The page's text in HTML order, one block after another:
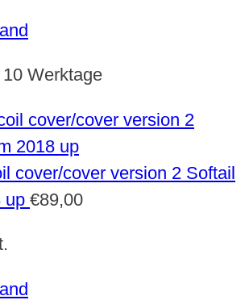
10 Werktage
cover/cover version 2 Softail
up €89,00